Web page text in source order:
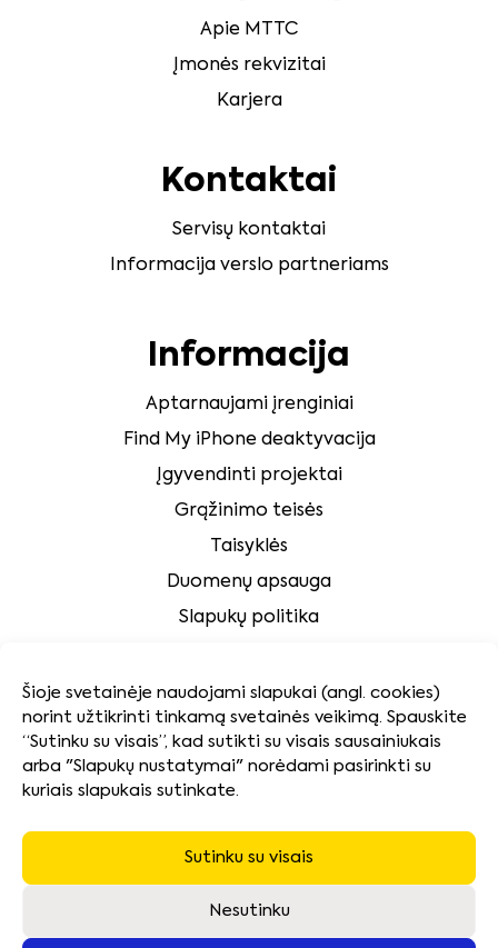
Šioje svetainėje naudojami slapukai (angl. cookies)
norint užtikrinti tinkamą svetainės veikimą. Spauskite
“Sutinku su visais”, kad sutikti su visais sausainiukais
arba "Slapukų nustatymai" norėdami pasirinkti su
kuriais slapukais sutinkate.
Sutinku su visais
Nesutinku
Apie MTTC
Įmonės rekvizitai
Karjera
Kontaktai
Servisų kontaktai
Informacija verslo partneriams
Informacija
Aptarnaujami įrenginiai
Find My iPhone deaktyvacija
Įgyvendinti projektai
Grąžinimo teisės
Taisyklės
Duomenų apsauga
Slapukų politika
Tvarumas
Kokybės ir aplinkosaugos politika
Naudotų baterijų surinkimas ir pakuočių atliekų
tvarkymas
Neatsiimtos įrangos utilizavimas